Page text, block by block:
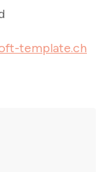
template.ch